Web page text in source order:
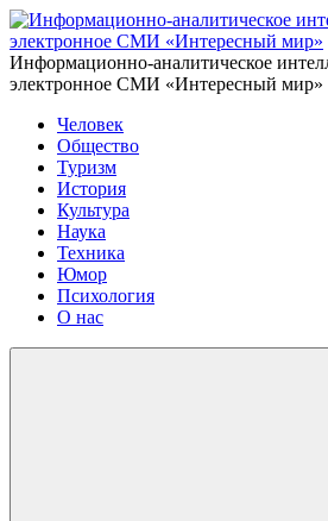
Информационно-аналитическое
электронное СМИ «Интересный мир»
Человек
Общество
Туризм
История
Культура
Наука
Техника
Юмор
Психология
О нас